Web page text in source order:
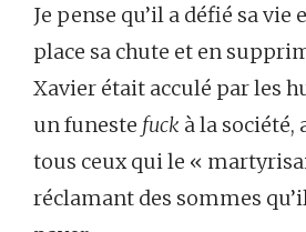
Je pense qu’il a défié sa
place sa chute et en
Xavier était acculé par les
un funeste fuck à la société,
tous ceux qui le «
réclamant des sommes